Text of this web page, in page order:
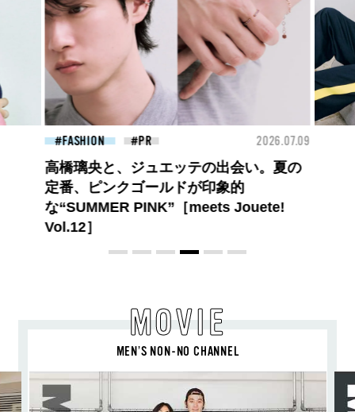
FASHION 2026.07.09
ロエベの新しい世界へようこそ。大胆な
コントラストとレイヤードの先に。装う
喜び、明るいスピリット
MOVIE
MEN’S NON-NO CHANNEL